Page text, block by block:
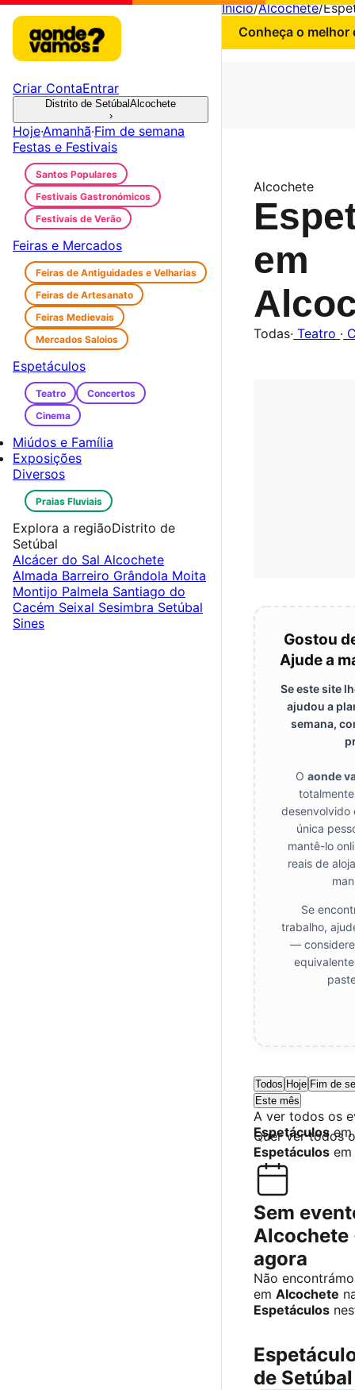
Início/Alcochete/
Conheça o melhor
Alcochete
em
Todas· Teatro ·
Gostou
Ajude a
Se este site
ajudou a
semana,
O aonde
desenvolvido
única
mantê-lo
reais de
Se
trabalho,
—
Todos Hoje Fim de
Este mês
A ver todos os
Espetáculosem
Quer ver todos
Espetáculos
Sem
Alcochete
agora
Não
em Alcochete
Espetáculos
de Setúbal
Criar ContaEntrar
Distrito de SetúbalAlcochete
›
Hoje·Amanhã·Fim de semana
Festas e Festivais
Santos Populares
Festivais Gastronómicos
Festivais de Verão
Feiras e Mercados
Feiras de Antiguidades e Velharias
Feiras de Artesanato
Feiras Medievais
Mercados Saloios
Espetáculos
Teatro
Concertos
Cinema
Miúdos e Família
Exposições
Diversos
Praias Fluviais
Explora a regiãoDistrito de
Setúbal
Alcácer do Sal Alcochete
Almada Barreiro Grândola Moita
Montijo Palmela Santiago do
Cacém Seixal Sesimbra Setúbal
Sines